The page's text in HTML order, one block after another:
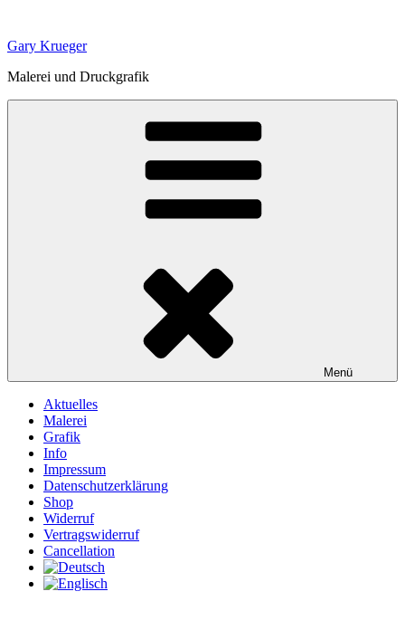
springen
Gary Krueger
Malerei und Druckgrafik
Menü
Aktuelles
Malerei
Grafik
Info
Impressum
Datenschutzerklärung
Shop
Widerruf
Vertragswiderruf
Cancellation